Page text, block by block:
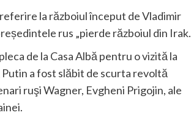
la războiul început de Vladimir
rus „pierde războiul din Irak.
de la Casa Albă pentru o vizită la
a fost slăbit de scurta revoltă
ruşi Wagner, Evgheni Prigojin, ale